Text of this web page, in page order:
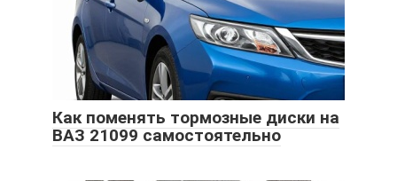
Как поменять тормозные диски на
ВАЗ 21099 самостоятельно